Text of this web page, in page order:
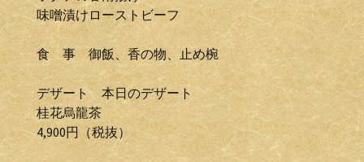
味噌漬けローストビーフ
食 事 御飯、香の物、止め椀
デザート 本日のデザート
桂花烏龍茶
4,900円（税抜）